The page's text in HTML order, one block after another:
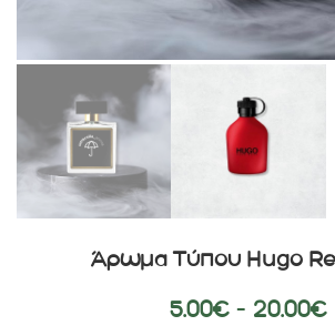
Άρωμα Τύπου Hugo
5.00€ – 20.00€